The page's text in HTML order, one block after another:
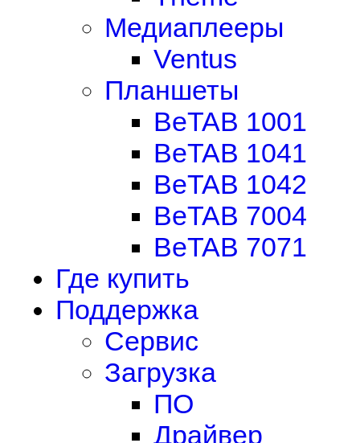
Медиаплееры
Ventus
Планшеты
BeTAB 1001
BeTAB 1041
BeTAB 1042
BeTAB 7004
BeTAB 7071
Где купить
Поддержка
Сервис
Загрузка
ПО
Драйвер